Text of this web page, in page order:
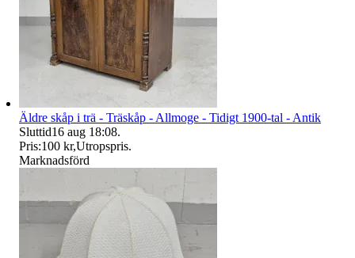
Äldre skåp i trä - Träskåp - Allmoge - Tidigt 1900-tal - Antik
Sluttid16 aug 18:08.
Pris:100 kr,Utropspris.
Marknadsförd